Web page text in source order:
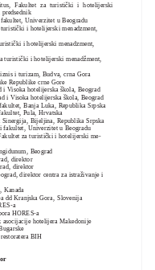
Fakultet za turistički i hotelijerski
Univerzitet u Beogradu
i hotelijerski menadzment,
i hotelijerski menadzment,
turistički i hotelijerski menadžment,
i turizam, Budva, crna Gora
Republike crne Gore
Visoka hotelijerska škola, Beograd
i Visoka hotelijerska škola, Beograd
Banja Luka, Republika Srpska
Pula, Hrvatska
Bijeljina, Republika Srpska
Univerzitet u Beogradu
za turistički i hotelijerski me-
Beograd
direktor
direktor
direktor centra za istraživanje i
Kanada
dd Kranjska Gora, Slovenija
a
HORES-a
hotelijera Makedonije
BIH